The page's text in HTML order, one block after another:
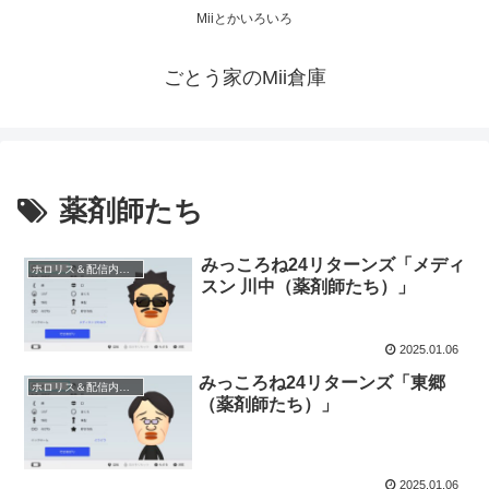
Miiとかいろいろ
ごとう家のMii倉庫
薬剤師たち
みっころね24リターンズ「メディ
スン 川中（薬剤師たち）」
2025.01.06
みっころね24リターンズ「東郷
（薬剤師たち）」
2025.01.06